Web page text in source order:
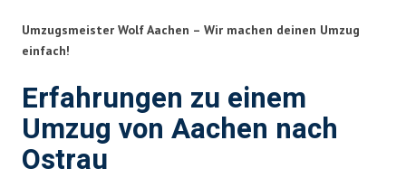
Umzugsmeister Wolf Aachen – Wir machen deinen Umzug
einfach!
Erfahrungen zu einem
Umzug von Aachen nach
Ostrau